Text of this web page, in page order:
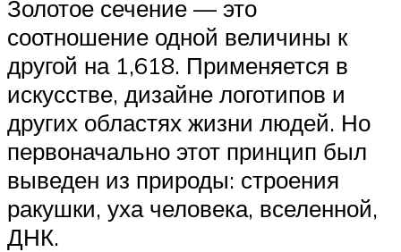
Золотое сечение — это
соотношение одной величины к
другой на 1,618. Применяется в
искусстве, дизайне логотипов и
других областях жизни людей. Но
первоначально этот принцип был
выведен из природы: строения
ракушки, уха человека, вселенной,
ДНК.